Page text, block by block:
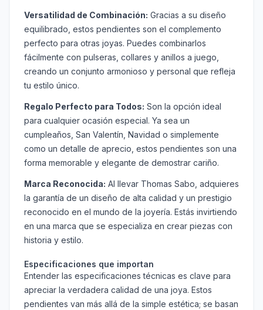
Versatilidad de Combinación: Gracias a su diseño
equilibrado, estos pendientes son el complemento
perfecto para otras joyas. Puedes combinarlos
fácilmente con pulseras, collares y anillos a juego,
creando un conjunto armonioso y personal que refleja
tu estilo único.
Regalo Perfecto para Todos: Son la opción ideal
para cualquier ocasión especial. Ya sea un
cumpleaños, San Valentín, Navidad o simplemente
como un detalle de aprecio, estos pendientes son una
forma memorable y elegante de demostrar cariño.
Marca Reconocida: Al llevar Thomas Sabo, adquieres
la garantía de un diseño de alta calidad y un prestigio
reconocido en el mundo de la joyería. Estás invirtiendo
en una marca que se especializa en crear piezas con
historia y estilo.
Especificaciones que importan
Entender las especificaciones técnicas es clave para
apreciar la verdadera calidad de una joya. Estos
pendientes van más allá de la simple estética; se basan